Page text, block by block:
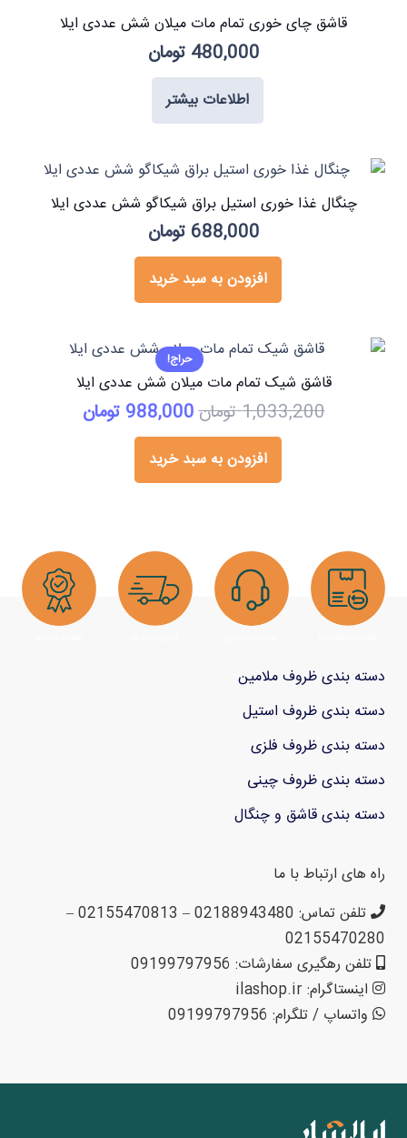
قاشق چای خوری تمام مات میلان شش عددی ایلا
480,000 تومان
اطلاعات بیشتر
چنگال غذا خوری استیل براق شیکاگو شش عددی ایلا
688,000 تومان
افزودن به سبد خرید
حراج!
قاشق شیک تمام مات میلان شش عددی ایلا
1,033,200تومانقیمت
اصلی:
بود.
988,000 تومان
افزودن به سبد خرید
دسته بندی ظروف ملامین
دسته بندی ظروف استیل
دسته بندی ظروف فلزی
دسته بندی ظروف چینی
دسته بندی قاشق و چنگال
راه های ارتباط با ما
تلفن تماس: 02188943480 – 02155470813 –
02155470280
تلفن رهگیری سفارشات: 09199797956
اینستاگرام: ilashop.ir
واتساپ / تلگرام: 09199797956